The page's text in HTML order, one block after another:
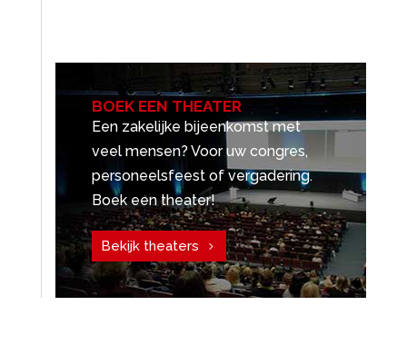
BOEK EEN THEATER
Een zakelijke bijeenkomst met
veel mensen? Voor uw congres,
personeelsfeest of vergadering.
Boek een theater!
Bekijk theaters